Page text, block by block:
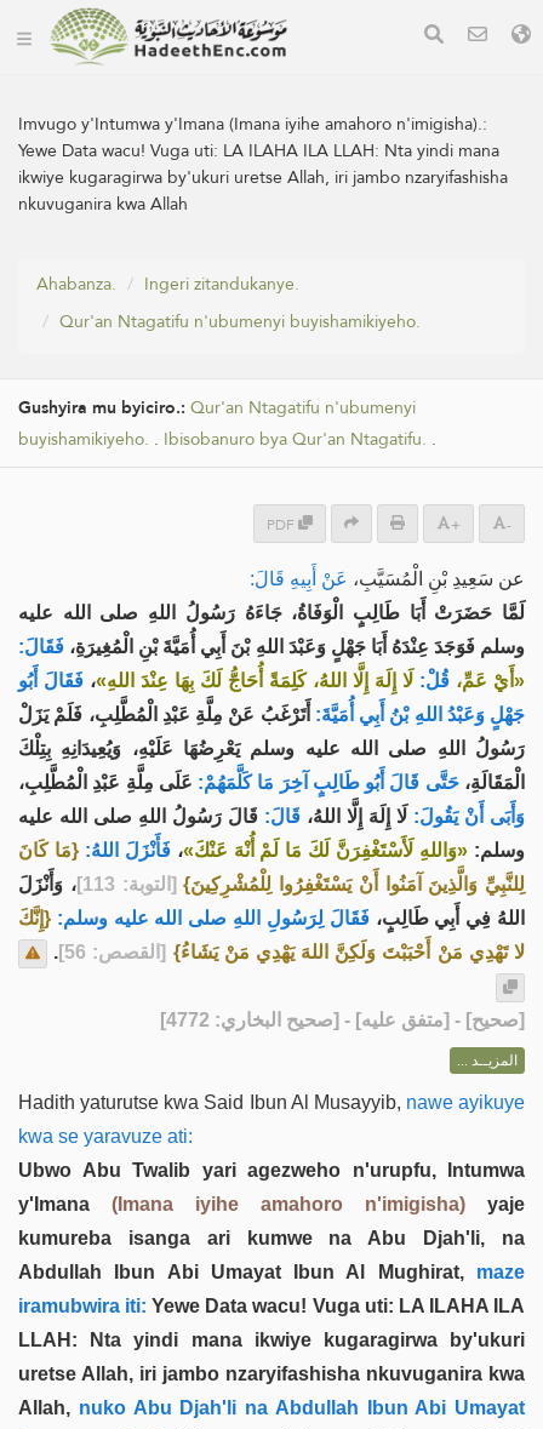
Imvugo y'Intumwa y'Imana (Imana iyihe amahoro n'imigisha).:
Yewe Data wacu! Vuga uti: LA ILAHA ILA LLAH: Nta yindi mana
ikwiye kugaragirwa by'ukuri uretse Allah, iri jambo nzaryifashisha
nkuvuganira kwa Allah
Ahabanza.
Ingeri zitandukanye.
Qur'an Ntagatifu n'ubumenyi buyishamikiyeho.
Gushyira mu byiciro.: Qur'an Ntagatifu n'ubumenyi
buyishamikiyeho. . Ibisobanuro bya Qur'an Ntagatifu. .
PDF + -
عن سَعِيدِ بْنِ الْمُسَيَّبِ، عَنْ أَبِيهِ قَالَ:
لَمَّا حَضَرَتْ أَبَا طَالِبٍ الْوَفَاةُ، جَاءَهُ رَسُولُ اللهِ صلى الله عليه
وسلم فَوَجَدَ عِنْدَهُ أَبَا جَهْلٍ وَعَبْدَ اللهِ بْنَ أَبِي أُمَيَّةَ بْنِ الْمُغِيرَةِ، فَقَالَ:
«أَيْ عَمِّ، قُلْ: لَا إِلَهَ إِلَّا اللهُ، كَلِمَةً أُحَاجُّ لَكَ بِهَا عِنْدَ اللهِ»، فَقَالَ أَبُو
جَهْلٍ وَعَبْدُ اللهِ بْنُ أَبِي أُمَيَّةَ: أَتَرْغَبُ عَنْ مِلَّةِ عَبْدِ الْمُطَّلِبِ، فَلَمْ يَزَلْ
رَسُولُ اللهِ صلى الله عليه وسلم يَعْرِضُهَا عَلَيْهِ، وَيُعِيدَانِهِ بِتِلْكَ
الْمَقَالَةِ، حَتَّى قَالَ أَبُو طَالِبٍ آخِرَ مَا كَلَّمَهُمْ: عَلَى مِلَّةِ عَبْدِ الْمُطَّلِبِ،
وَأَبَى أَنْ يَقُولَ: لَا إِلَهَ إِلَّا اللهُ، قَالَ: قَالَ رَسُولُ اللهِ صلى الله عليه
وسلم: «وَاللهِ لَأَسْتَغْفِرَنَّ لَكَ مَا لَمْ أُنْهَ عَنْكَ»، فَأَنْزَلَ اللهُ: {مَا كَانَ
لِلنَّبِيِّ وَالَّذِينَ آمَنُوا أَنْ يَسْتَغْفِرُوا لِلْمُشْرِكِينَ} [التوبة: 113]
، وَأَنْزَلَ
اللهُ فِي أَبِي طَالِبٍ، فَقَالَ لِرَسُولِ اللهِ صلى الله عليه وسلم: {إِنَّكَ
لا تَهْدِي مَنْ أَحْبَبْتَ وَلَكِنَّ اللهَ يَهْدِي مَنْ يَشَاءُ} [القصص: 56] .
[صحيح] - [متفق عليه] - [صحيح البخاري: 4772]
المزيــد ...
Hadith yaturutse kwa Said Ibun Al Musayyib, nawe ayikuye
kwa se yaravuze ati:
Ubwo Abu Twalib yari agezweho n'urupfu, Intumwa
y'Imana (Imana iyihe amahoro n'imigisha) yaje
kumureba isanga ari kumwe na Abu Djah'li, na
Abdullah Ibun Abi Umayat Ibun Al Mughirat,maze
iramubwira iti: Yewe Data wacu! Vuga uti: LA ILAHA ILA
LLAH: Nta yindi mana ikwiye kugaragirwa by'ukuri
uretse Allah, iri jambo nzaryifashisha nkuvuganira kwa
Allah, nuko Abu Djah'li na Abdullah Ibun Abi Umayat